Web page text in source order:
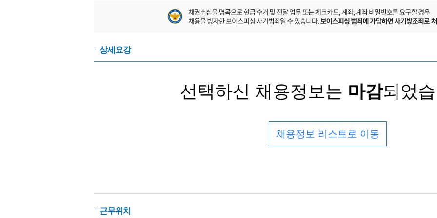
상세요강
선택하신 채용정보는 마감되었
채용정보 리스트로 이동
근무위치